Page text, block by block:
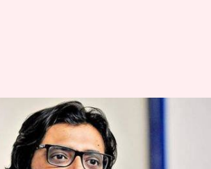
ने दोबारा खोला
के खिलाफ
लिए उकसाने का